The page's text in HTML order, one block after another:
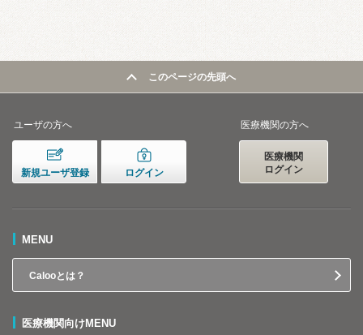
このページの先頭へ
ユーザの方へ
新規ユーザ登録 ログイン
医療機関の方へ
医療機関
ログイン
MENU
Calooとは？
医療機関向けMENU